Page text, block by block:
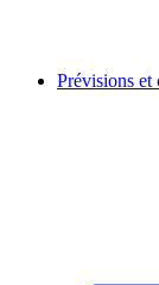
Prévisions et